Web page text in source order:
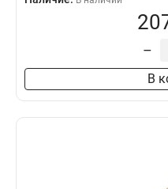
–
В